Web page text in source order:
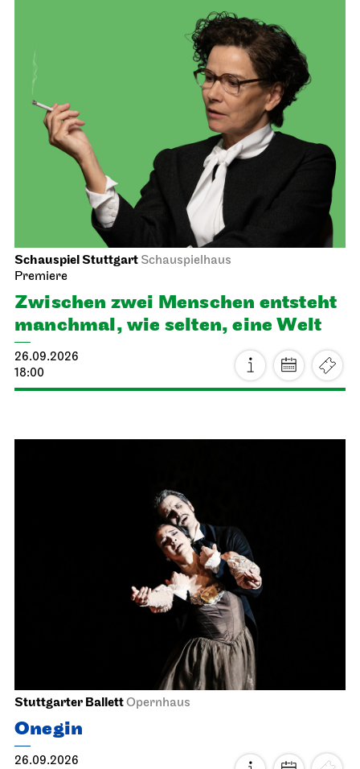
Schauspiel Stuttgart Schauspielhaus
Premiere
Zwischen zwei Menschen ent­steht
manch­mal, wie selten, eine Welt
26.09.2026
18:00
Stuttgarter BallettOpernhaus
Onegin
26.09.2026